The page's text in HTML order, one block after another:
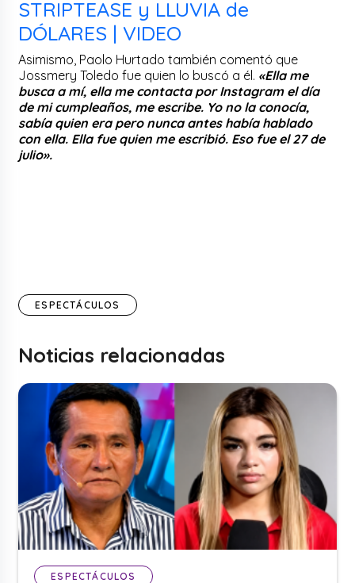
STRIPTEASE y LLUVIA de
DÓLARES | VIDEO
Asimismo, Paolo Hurtado también comentó que
Jossmery Toledo fue quien lo buscó a él. «Ella me
busca a mí, ella me contacta por Instagram el día
de mi cumpleaños, me escribe. Yo no la conocía,
sabía quien era pero nunca antes había hablado
con ella. Ella fue quien me escribió. Eso fue el 27 de
julio».
ESPECTÁCULOS
Noticias relacionadas
ESPECTÁCULOS